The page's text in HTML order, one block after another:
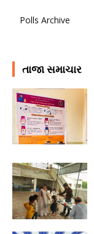
Polls Archive
તાજા સમાચાર